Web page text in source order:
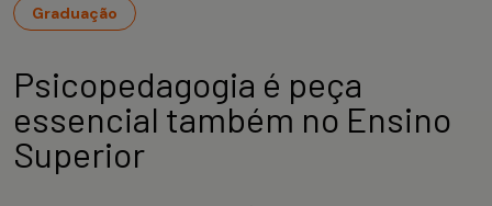
Graduação
Psicopedagogia é peça
essencial também no Ensino
Superior